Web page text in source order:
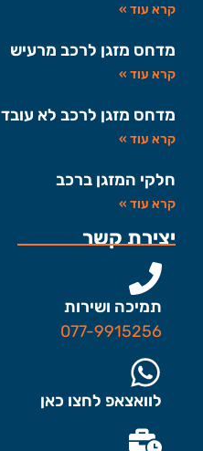
קרא עוד »
מדחס מזגן לרכב מרעיש
קרא עוד »
מדחס מזגן לרכב לא עובד
קרא עוד »
חלקי המזגן ברכב
קרא עוד »
יצירת קשר
תמיכה ושירות
077-9915256
לוואצאפ לחצו כאן